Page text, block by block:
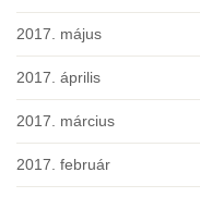
2017. május
2017. április
2017. március
2017. február